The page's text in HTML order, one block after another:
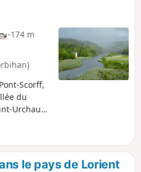
-174 m
Scorff,
du
Urchaud,
les
le pays de Lorient